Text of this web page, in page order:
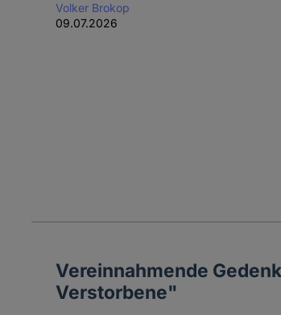
Volker Brokop
09.07.2026
Vereinnahmende
Verstorbene"